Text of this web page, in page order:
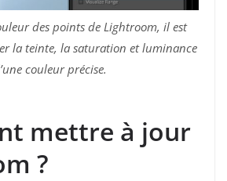
des points de Lightroom, il est
la teinte, la saturation et luminance
couleur précise.
mettre à jour
?